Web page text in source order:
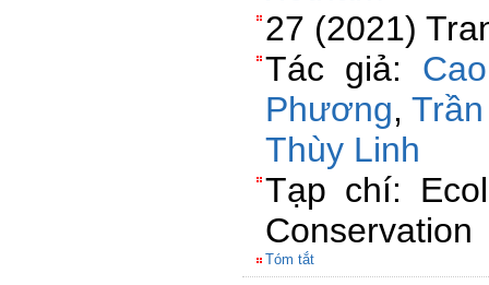
27 (2021)
Tác giả:
Phương,
Thùy Linh
Tạp chí:
Conservation
Tóm tắt